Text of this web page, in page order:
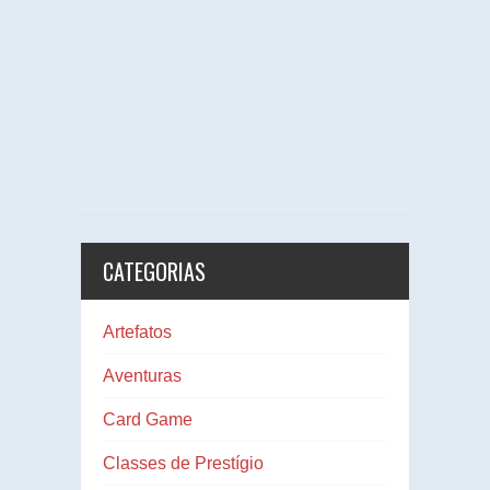
CATEGORIAS
Artefatos
Aventuras
Card Game
Classes de Prestígio